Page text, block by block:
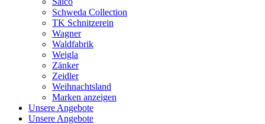
Schweda Collection
TK Schnitzerein
Wagner
Waldfabrik
Weigla
Zänker
Zeidler
Weihnachtsland
Marken anzeigen
Unsere Angebote
Unsere Angebote